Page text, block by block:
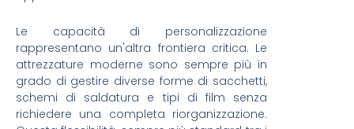
Le capacità di personalizzazione
rappresentano un'altra frontiera critica. Le
attrezzature moderne sono sempre più in
grado di gestire diverse forme di sacchetti,
schemi di saldatura e tipi di film senza
richiedere una completa riorganizzazione.